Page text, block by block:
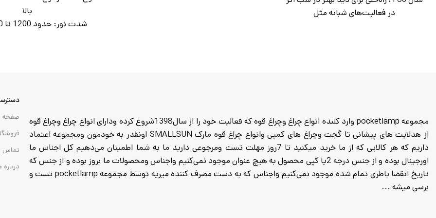
در فعالیت‌های شبانه مثل
بالا
شدت نور: حدود 1200 تا 1500 لومن
حالت نور
مجموعه pocketlamp وارد کننده انواع چراغ وچراغ قوه که فعالیت خود را از سال1398شروع کرده ودارای انواع چراغ وچراغ قوه
از هدلایت های پیشانی تا گجت وچراغ های کمپی وانواع چراغ قوه مارک SMALLSUN اونقدر به خودمون ومجموعه اعتماد
داریم که هر کالایی که از ما خرید میکنید تا 7روز مهلت تست ومرجوعی دارید ما به شما اطمینان می‌دهیم کل اجناس ما
اورجینال بوده و از جنس درجه 2یا کپی محصول به هیچ عنوان موجود نمی‌کنیم واجناس ومحصولات ما بروز بوده و از جنس که
تاریخ انقضا باطری تمام شده موجود نمی‌کنیم واجناس که به دست مصرف کننده میریه توسط مجموعه pocketlamp تست و
برسی میشه ...
صفحه
تماس
درباره